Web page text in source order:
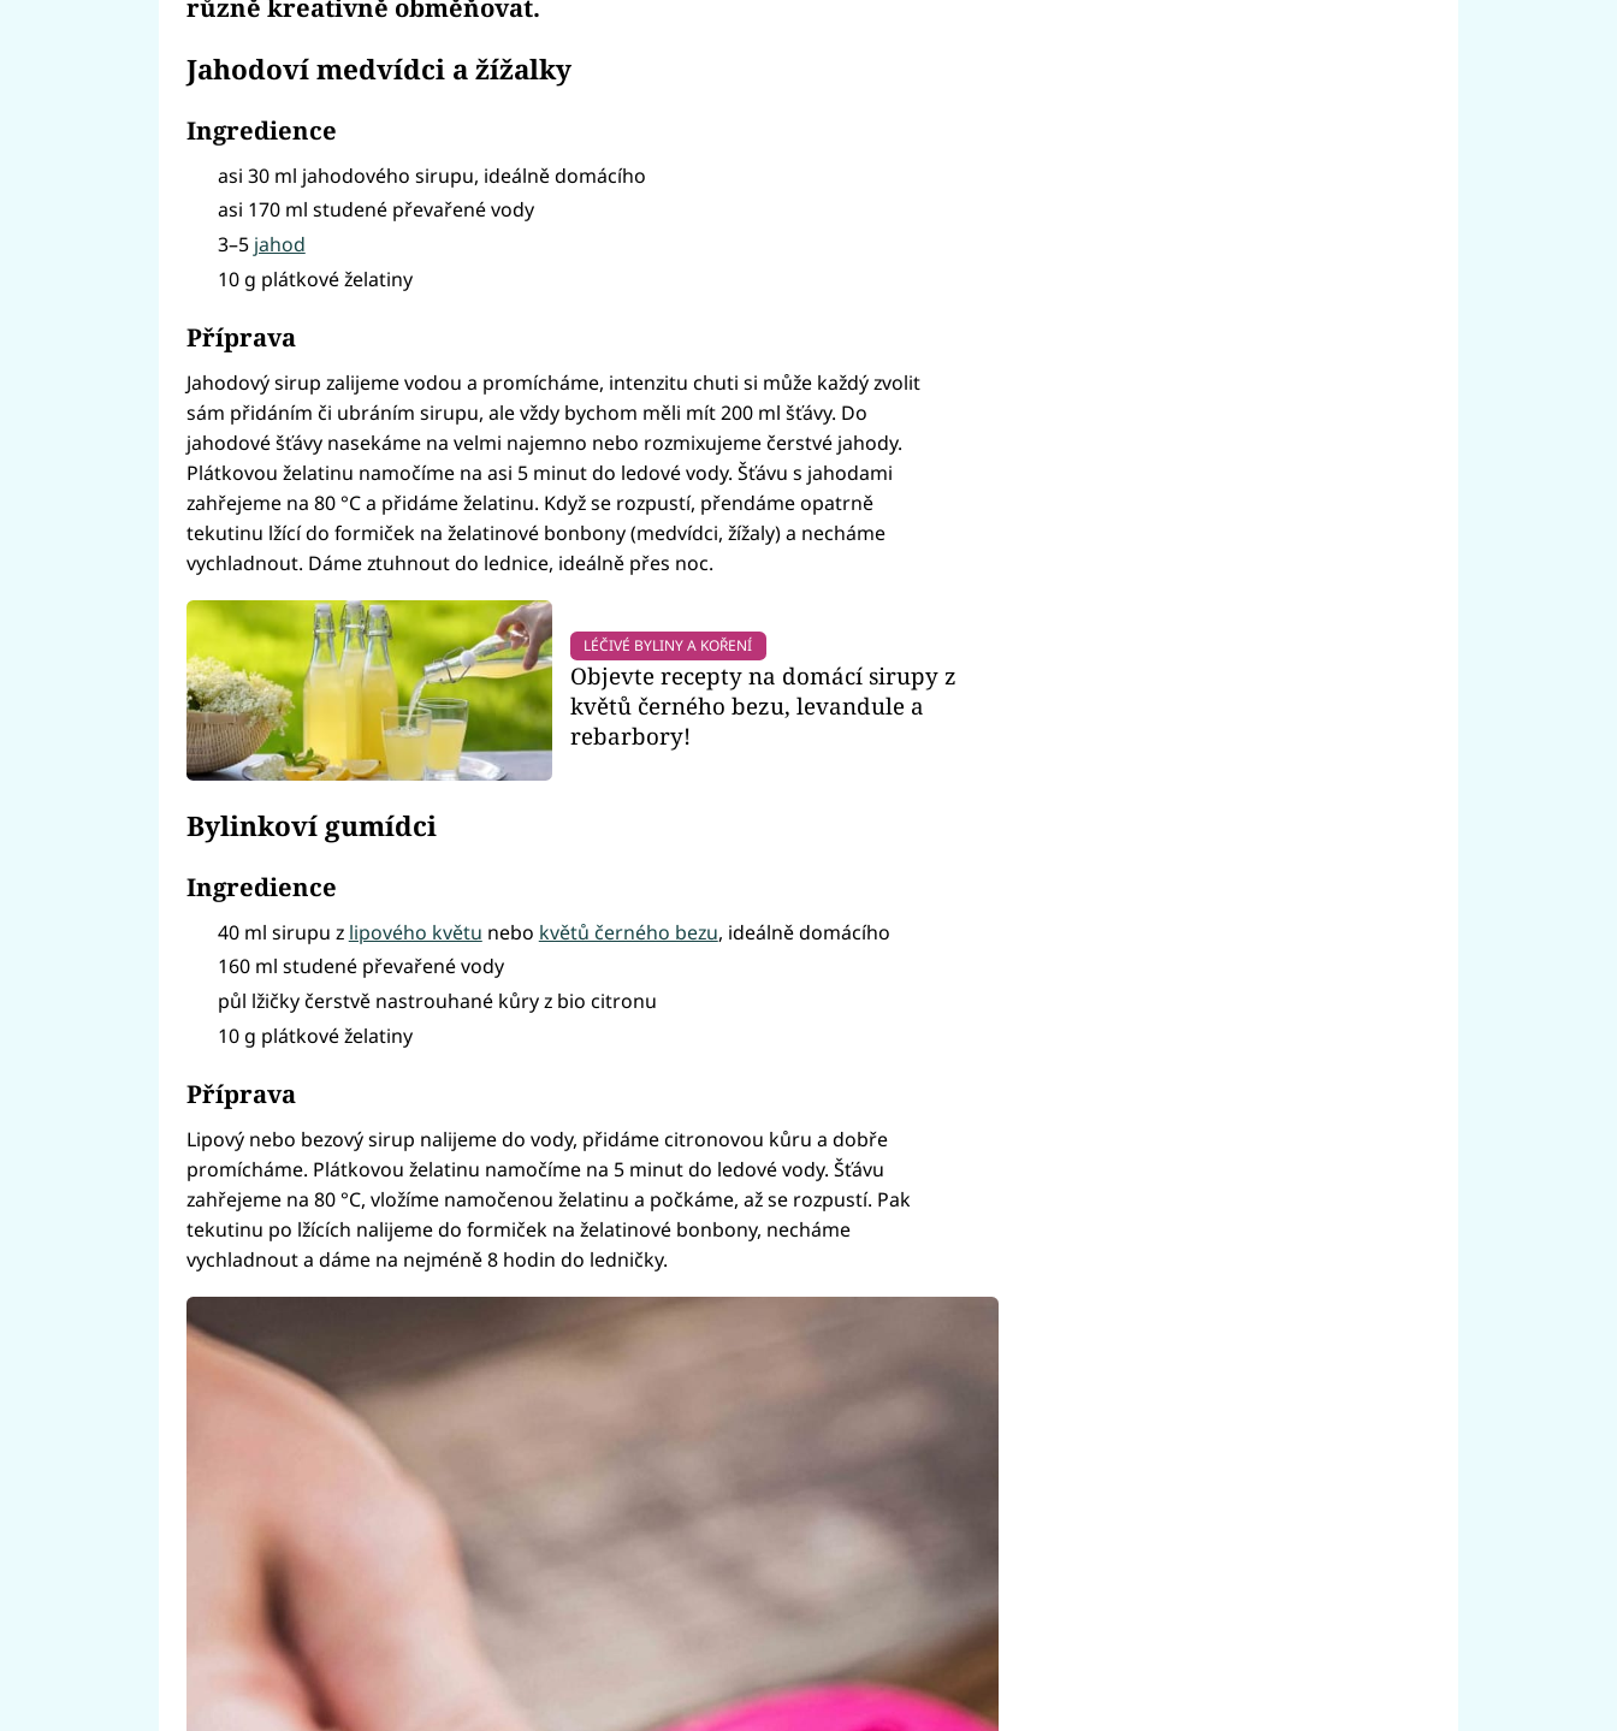
různě kreativně obměňovat.
Jahodoví medvídci a žížalky
Ingredience
asi 30 ml jahodového sirupu, ideálně domácího
asi 170 ml studené převařené vody
3–5 jahod
10 g plátkové želatiny
Příprava
Jahodový sirup zalijeme vodou a promícháme, intenzitu chuti si může každý zvolit
sám přidáním či ubráním sirupu, ale vždy bychom měli mít 200 ml šťávy. Do
jahodové šťávy nasekáme na velmi najemno nebo rozmixujeme čerstvé jahody.
Plátkovou želatinu namočíme na asi 5 minut do ledové vody. Šťávu s jahodami
zahřejeme na 80 °C a přidáme želatinu. Když se rozpustí, přendáme opatrně
tekutinu lžící do formiček na želatinové bonbony (medvídci, žížaly) a necháme
vychladnout. Dáme ztuhnout do lednice, ideálně přes noc.
LÉČIVÉ BYLINY A KOŘENÍ
Objevte recepty na domácí sirupy z
květů černého bezu, levandule a
rebarbory!
Bylinkoví gumídci
Ingredience
40 ml sirupu z lipového květu nebo květů černého bezu, ideálně domácího
160 ml studené převařené vody
půl lžičky čerstvě nastrouhané kůry z bio citronu
10 g plátkové želatiny
Příprava
Lipový nebo bezový sirup nalijeme do vody, přidáme citronovou kůru a dobře
promícháme. Plátkovou želatinu namočíme na 5 minut do ledové vody. Šťávu
zahřejeme na 80 °C, vložíme namočenou želatinu a počkáme, až se rozpustí. Pak
tekutinu po lžících nalijeme do formiček na želatinové bonbony, necháme
vychladnout a dáme na nejméně 8 hodin do ledničky.